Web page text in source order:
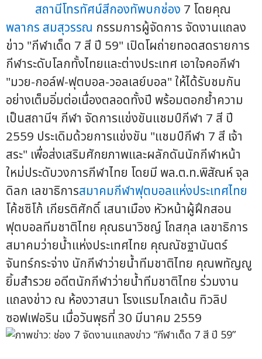
สถานีโทรทัศน์สีกองทัพบกช่อง 7 โดยคุณ
พลากร สมสุวรรณ กรรมการผู้จัดการ จัดงานแถลง
ข่าว "กีฬาเด็ด 7 สี ปี 59" เปิดโผถ่ายทอดสดรายการ
กีฬาระดับโลกทั้งไทยและต่างประเทศ เอาใจคอกีฬา
"มวย-กอล์ฟ-ฟุตบอล-วอลเลย์บอล" ให้ได้รับชมกัน
อย่างเต็มอิ่มต่อเนื่องตลอดทั้งปี พร้อมตอกย้ำความ
เป็นสถานีฯ กีฬา จัดการแข่งขันแชมป์กีฬา 7 สี ปี
2559 ประเดิมด้วยการแข่งขัน "แชมป์กีฬา 7 สี เจ้า
สระ" เพื่อส่งเสริมศักยภาพและผลักดันนักกีฬาหน้า
ใหม่ประดับวงการกีฬาไทย โดยมี พล.ต.ท.พิสัณห์ จุล
ดิลก เลขาธิการสมาคมกีฬาฟุตบอลแห่งประเทศไทย
โค้ชซิโก้ เกียรติศักดิ์ เสนาเมือง หัวหน้าผู้ฝึกสอน
ฟุตบอลทีมชาติไทย คุณธนาวิชญ์ โถสกุล เลขาธิการ
สมาคมว่ายน้ำแห่งประเทศไทย คุณณัชฐานันตร์
จันทร์กระจ่าง นักกีฬาว่ายน้ำทีมชาติไทย คุณพทัญญู
ยิ้มสำรวย อดีตนักกีฬาว่ายน้ำทีมชาติไทย ร่วมงาน
แถลงข่าว ณ ห้องวาสนา โรงแรมโกลเด้น ทิวลิป
ซอฟเฟอริน เมื่อวันพุธที่ 30 มีนาคม 2559